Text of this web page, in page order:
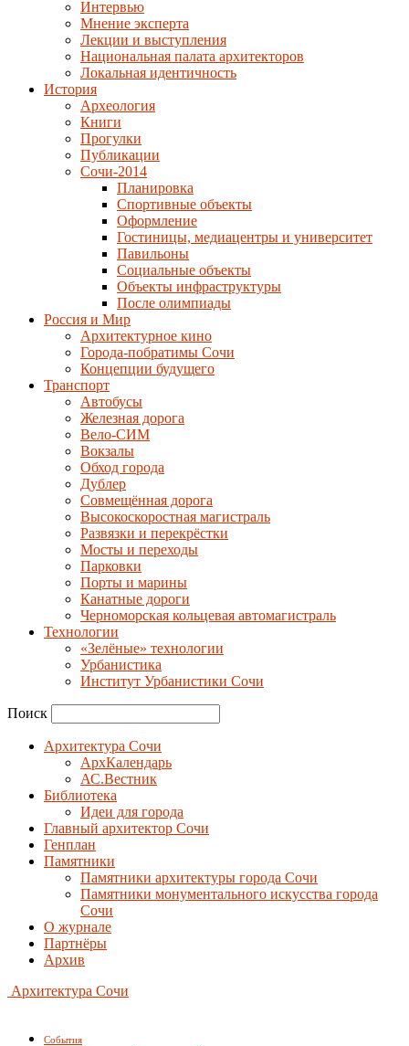
Интервью
Мнение эксперта
Лекции и выступления
Национальная палата архитекторов
Локальная идентичность
История
Археология
Книги
Прогулки
Публикации
Сочи-2014
Планировка
Спортивные объекты
Оформление
Гостиницы, медиацентры и университет
Павильоны
Социальные объекты
Объекты инфраструктуры
После олимпиады
Россия и Мир
Архитектурное кино
Города-побратимы Сочи
Концепции будущего
Транспорт
Автобусы
Железная дорога
Вело-СИМ
Вокзалы
Обход города
Дублер
Совмещённая дорога
Высокоскоростная магистраль
Развязки и перекрёстки
Мосты и переходы
Парковки
Порты и марины
Канатные дороги
Черноморская кольцевая автомагистраль
Технологии
«Зелёные» технологии
Урбанистика
Институт Урбанистики Сочи
Поиск
Архитектура Сочи
АрхКалендарь
АС.Вестник
Библиотека
Идеи для города
Главный архитектор Сочи
Генплан
Памятники
Памятники архитектуры города Сочи
Памятники монументального искусства города
Сочи
О журнале
Партнёры
Архив
Архитектура Сочи
События